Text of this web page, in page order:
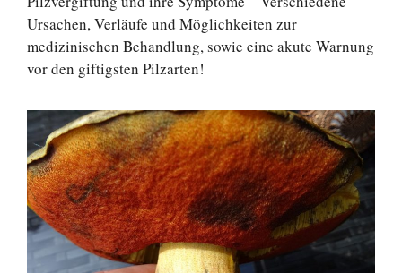
Ursachen, Verläufe und Möglichkeiten zur
medizinischen Behandlung, sowie eine akute Warnung
vor den giftigsten Pilzarten!